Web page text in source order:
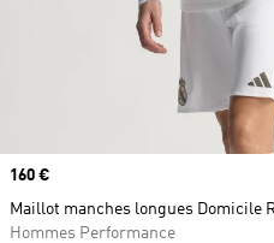
Prix
160 €
Maillot manches longues Domicile
Hommes Performance